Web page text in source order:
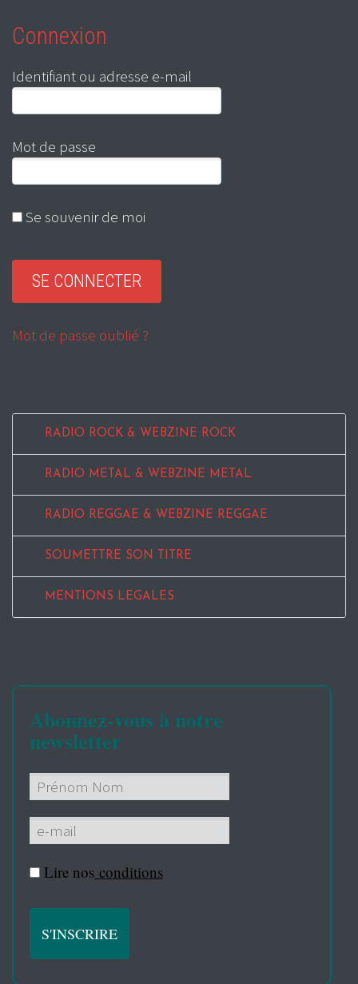
Connexion
Identifiant ou adresse e-mail
Mot de passe
Se souvenir de moi
Mot de passe oublié ?
RADIO ROCK & WEBZINE ROCK
RADIO METAL & WEBZINE METAL
RADIO REGGAE & WEBZINE REGGAE
SOUMETTRE SON TITRE
MENTIONS LEGALES
Abonnez-vous à notre
newsletter
Lire nos conditions